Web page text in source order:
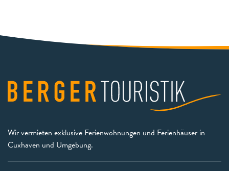
Wir vermieten exklusive Ferienwohnungen und Ferienhäuser in
Cuxhaven und Umgebung.